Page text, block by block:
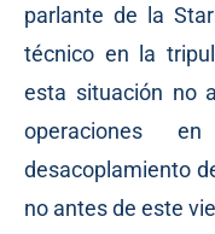
parlante de la
técnico en la
esta situación no
operaciones
desacoplamiento
no antes de este